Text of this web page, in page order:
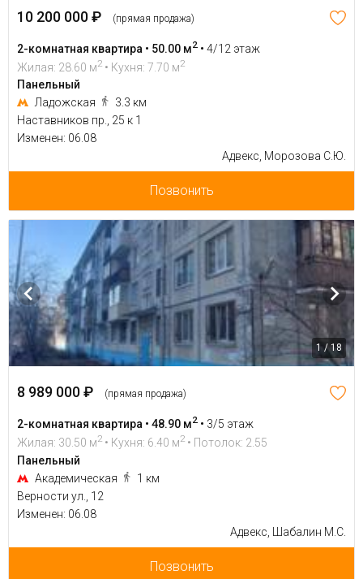
10 200 000 ₽ (прямая продажа)
2-комнатная квартира • 50.00 м2 • 4/12 этаж
Жилая: 28.60 м2 • Кухня: 7.70 м2
Панельный
Ладожская
3.3 км
Наставников пр., 25 к 1
Изменен: 06.08
Адвекс, Морозова С.Ю.
Позвонить
1 / 18
8 989 000 ₽ (прямая продажа)
2-комнатная квартира • 48.90 м2 • 3/5 этаж
Жилая: 30.50 м2 • Кухня: 6.40 м2 • Потолок: 2.55
Панельный
Академическая
1 км
Верности ул., 12
Изменен: 06.08
Адвекс, Шабалин М.С.
Позвонить